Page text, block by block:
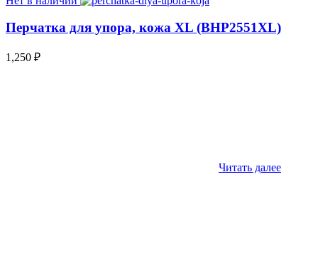
Перчатка для упора, кожа XL (BHP2551XL)
1,250 ₽
Читать далее